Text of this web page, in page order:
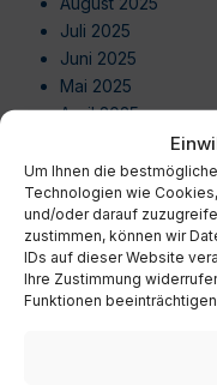
Um Ihnen die
Technologien wie
und/oder darauf
zustimmen, können wir
IDs auf dieser Website
Ihre Zustimmung
Funktionen
Juli 2025
Juni 2025
Mai 2025
April 2025
Februar 2025
Januar 2025
Dezember 2024
November 2024
Oktober 2024
September 2024